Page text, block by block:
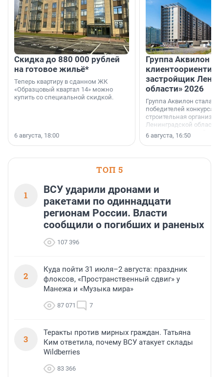
Скидка до 880 000 рублей
на готовое жильё*
Теперь квартиру в сданном ЖК
«Образцовый квартал 14» можно
купить со специальной скидкой.
6 августа, 18:00
Группа Аквилон
застройщик
области» 2026
Группа Аквилон стала
победителей конкурса
строительная
Ленинградской области
номинации «Самый
застройщик
области».
6 августа, 16:50
ТОП 5
1
ВСУ ударили дронами и
ракетами по одиннадцати
регионам России. Власти
сообщили о погибших и раненых
107 396
2
Куда пойти 31 июля–2 августа: праздник
флоксов, «Пространственный сдвиг» у
Манежа и «Музыка мира»
87 071 7
3
Теракты против мирных граждан. Татьяна
Ким ответила, почему ВСУ атакует склады
Wildberries
83 366